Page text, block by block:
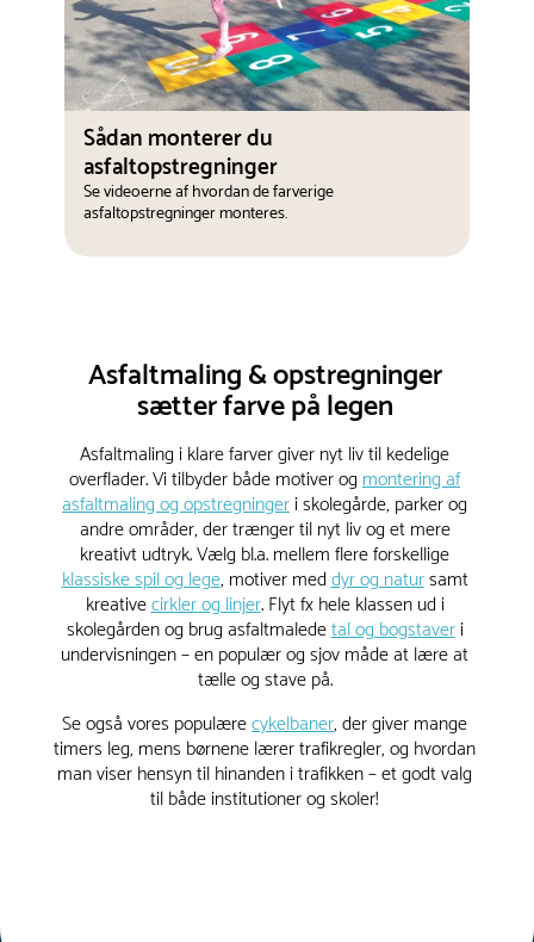
Sådan monterer du
asfaltopstregninger
Se videoerne af hvordan de farverige
asfaltopstregninger monteres.
Asfaltmaling & opstregninger
sætter farve på legen
Asfaltmaling i klare farver giver nyt liv til kedelige
overflader. Vi tilbyder både motiver ogmontering af
asfaltmaling og opstregningeri skolegårde, parker og
andre områder, der trænger til nyt liv og et mere
kreativt udtryk. Vælg bl.a. mellem flere forskellige
klassiske spil og lege, motiver meddyr og natursamt
kreativecirkler og linjer. Flyt fx hele klassen ud i
skolegården og brug asfaltmaledetal og bogstaveri
undervisningen – en populær og sjov måde at lære at
tælle og stave på.
Se også vores populærecykelbaner, der giver mange
timers leg, mens børnene lærer trafikregler, og hvordan
man viser hensyn til hinanden i trafikken – et godt valg
til både institutioner og skoler!